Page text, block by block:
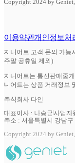
Copyright 2024 by
이용약관개인정보처
지니어트 고객 문의 가능
주말 공휴일 제외)
지니어트는 통신판매중
니어트는 상품 거래정보
주식회사 다인
대표이사 : 나승균사업자
주소 : 서울특별시 강남
Copyright 2024 by